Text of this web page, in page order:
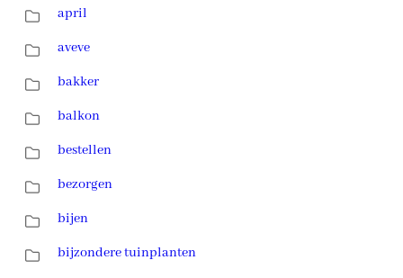
april
aveve
bakker
balkon
bestellen
bezorgen
bijen
bijzondere tuinplanten